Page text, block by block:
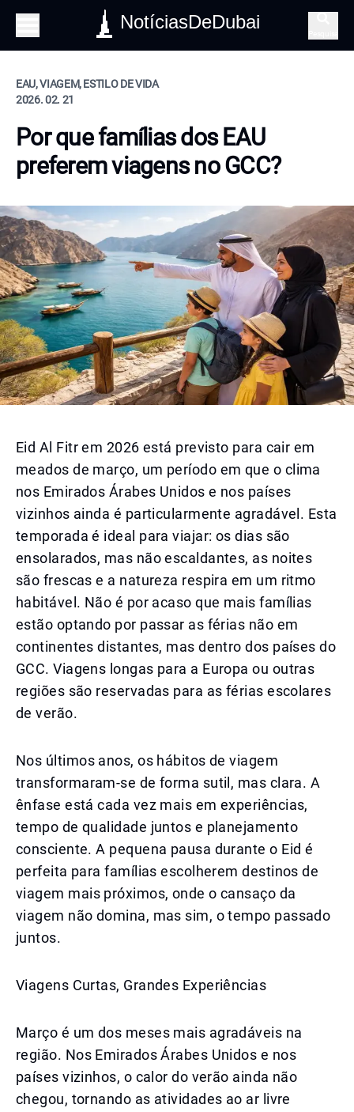
NotíciasDeDubai
EAU, VIAGEM, ESTILO DE VIDA
2026. 02. 21
Por que famílias dos EAU
preferem viagens no GCC?
Eid Al Fitr em 2026 está previsto para cair em
meados de março, um período em que o clima
nos Emirados Árabes Unidos e nos países
vizinhos ainda é particularmente agradável. Esta
temporada é ideal para viajar: os dias são
ensolarados, mas não escaldantes, as noites
são frescas e a natureza respira em um ritmo
habitável. Não é por acaso que mais famílias
estão optando por passar as férias não em
continentes distantes, mas dentro dos países do
GCC. Viagens longas para a Europa ou outras
regiões são reservadas para as férias escolares
de verão.
Nos últimos anos, os hábitos de viagem
transformaram-se de forma sutil, mas clara. A
ênfase está cada vez mais em experiências,
tempo de qualidade juntos e planejamento
consciente. A pequena pausa durante o Eid é
perfeita para famílias escolherem destinos de
viagem mais próximos, onde o cansaço da
viagem não domina, mas sim, o tempo passado
juntos.
Viagens Curtas, Grandes Experiências
Março é um dos meses mais agradáveis na
região. Nos Emirados Árabes Unidos e nos
países vizinhos, o calor do verão ainda não
chegou, tornando as atividades ao ar livre